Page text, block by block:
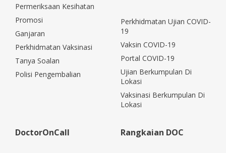
Permeriksaan Kesihatan
Promosi
Ganjaran
Perkhidmatan Vaksinasi
Tanya Soalan
Polisi Pengembalian
Perkhidmatan Ujian COVID-
19
Vaksin COVID-19
Portal COVID-19
Ujian Berkumpulan Di
Lokasi
Vaksinasi Berkumpulan Di
Lokasi
DoctorOnCall Rangkaian DOC